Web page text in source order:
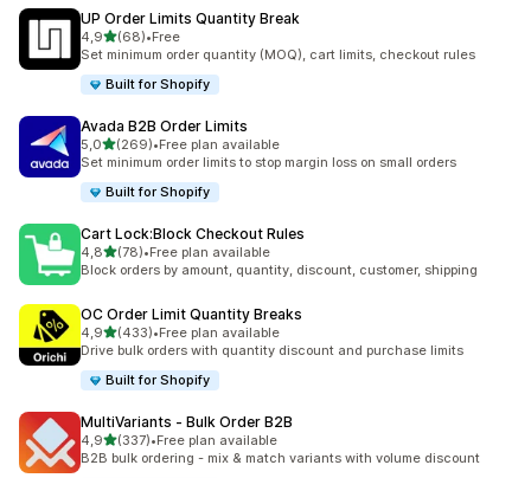
UP Order Limits Quantity Break
4,9na 5 gwiazdek
(68)
Łączna liczba recenzji: 68
•Free
Set minimum order quantity (MOQ), cart limits, checkout rules
Built for Shopify
Avada B2B Order Limits
5,0na 5 gwiazdek
(269)
Łączna liczba recenzji: 269
•Free plan available
Set minimum order limits to stop margin loss on small orders
Built for Shopify
Cart Lock:Block Checkout Rules
4,8na 5 gwiazdek
(78)
Łączna liczba recenzji: 78
•Free plan available
Block orders by amount, quantity, discount, customer, shipping
OC Order Limit Quantity Breaks
4,9na 5 gwiazdek
(433)
Łączna liczba recenzji: 433
•Free plan available
Drive bulk orders with quantity discount and purchase limits
Built for Shopify
MultiVariants ‑ Bulk Order B2B
4,9na 5 gwiazdek
(337)
Łączna liczba recenzji: 337
•Free plan available
B2B bulk ordering - mix & match variants with volume discount